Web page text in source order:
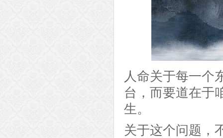
人命关于每一个
台，而要道在于
生。
关于这个问题，